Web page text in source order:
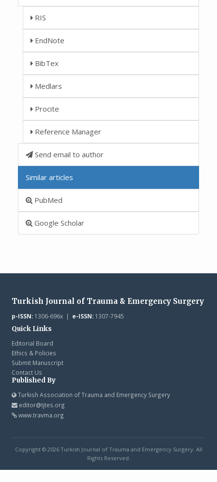
RIS
EndNote
BibTex
Medlars
Procite
Reference Manager
Send email to author
Similar articles
PubMed
Google Scholar
Turkish Journal of Trauma & Emergency Surgery
p-ISSN:1306-696x | e-ISSN:1307-7945
Quick Links
Editorial Board
Ethics & Policies
Submit Manuscript
Contact Us
Published By
Turkish Association of Trauma and Emergency Surgery
editor@tjtes.org
www.travma.org
Copyright © 2026 Turkish Journal of Trauma and Emergency Surgery. All
Rights Reserved.